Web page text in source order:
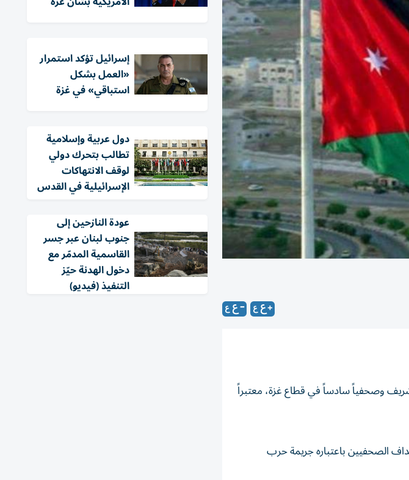
وصحفياً سادساً في قطاع غزة، معتبراً
الصحفيين باعتباره جريمة حرب
إسرائيل تؤكد استمرار
«العمل بشكل
استباقي» في غزة
دول عربية وإسلامية
تطالب بتحرك دولي
لوقف الانتهاكات
الإسرائيلية في القدس
عودة النازحين إلى
جنوب لبنان عبر جسر
القاسمية المدمّر مع
دخول الهدنة حيّز
التنفيذ (فيديو)